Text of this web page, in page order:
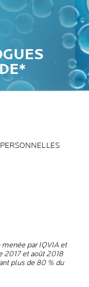
par IQVIA et
2017 et août 2018
plus de 80 % du